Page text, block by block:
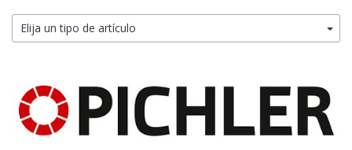
Elija un tipo de artículo